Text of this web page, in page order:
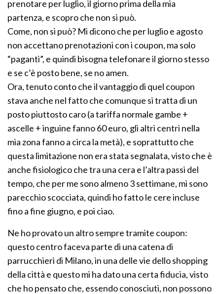
prenotare per luglio, il giorno prima della mia
partenza, e scopro che non si può.
Come, non si può? Mi dicono che per luglio e agosto
non accettano prenotazioni con i coupon, ma solo
“paganti”, e quindi bisogna telefonare il giorno stesso
e se c’è posto bene, se no amen.
Ora, tenuto conto che il vantaggio di quel coupon
stava anche nel fatto che comunque si tratta di un
posto piuttosto caro (a tariffa normale gambe +
ascelle + inguine fanno 60 euro, gli altri centri nella
mia zona fanno a circa la metà), e soprattutto che
questa limitazione non era stata segnalata, visto che è
anche fisiologico che tra una cera e l’altra passi del
tempo, che per me sono almeno 3 settimane, mi sono
parecchio scocciata, quindi ho fatto le cere incluse
fino a fine giugno, e poi ciao.
Ne ho provato un altro sempre tramite coupon:
questo centro faceva parte di una catena di
parrucchieri di Milano, in una delle vie dello shopping
della città e questo mi ha dato una certa fiducia, visto
che ho pensato che, essendo conosciuti, non possono